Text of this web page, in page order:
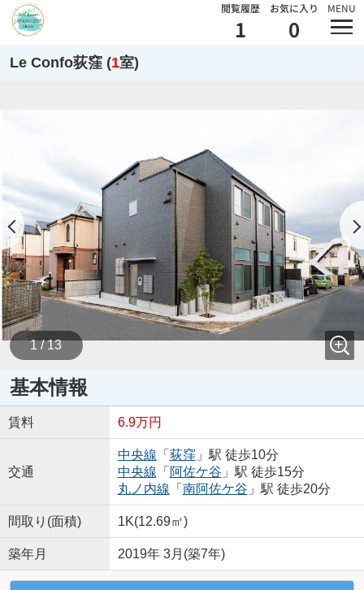
閲覧履歴
1
お気に入り
0
MENU
Le Confo荻窪 (1室)
1 / 13
基本情報
賃料 6.9万円
交通
中央線 「 荻窪 」駅 徒歩10分
中央線 「 阿佐ケ谷 」駅 徒歩15分
丸ノ内線 「 南阿佐ケ谷 」駅 徒歩20分
間取り(面積) 1K(12.69㎡)
築年月 2019年 3月(築7年)